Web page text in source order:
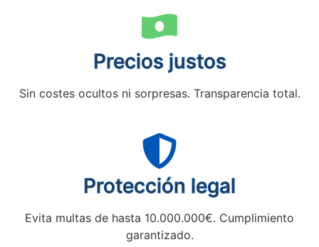
Precios justos
Sin costes ocultos ni sorpresas. Transparencia total.
Protección legal
Evita multas de hasta 10.000.000€. Cumplimiento
garantizado.